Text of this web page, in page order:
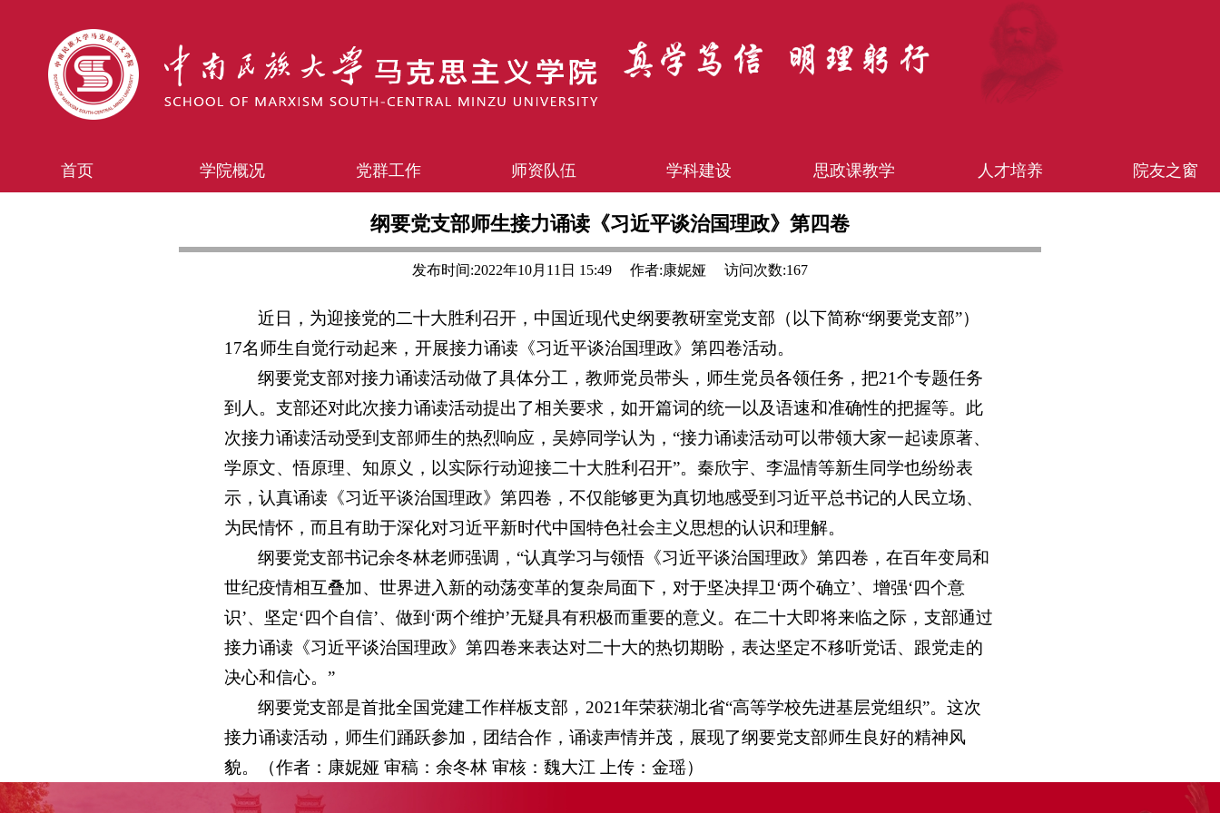
首页 学院概况 党群工作 师资队伍 学科建设 思政课教学 人才培养 院友之窗
纲要党支部师生接力诵读《习近平谈治国理政》第四卷
发布时间:2022年10月11日 15:49 作者:康妮娅 访问次数:167
近日，为迎接党的二十大胜利召开，中国近现代史纲要教研室党支部（以下简称“纲要党支部”）
17名师生自觉行动起来，开展接力诵读《习近平谈治国理政》第四卷活动。
纲要党支部对接力诵读活动做了具体分工，教师党员带头，师生党员各领任务，把21个专题任务
到人。支部还对此次接力诵读活动提出了相关要求，如开篇词的统一以及语速和准确性的把握等。此
次接力诵读活动受到支部师生的热烈响应，吴婷同学认为，“接力诵读活动可以带领大家一起读原著、
学原文、悟原理、知原义，以实际行动迎接二十大胜利召开”。秦欣宇、李温情等新生同学也纷纷表
示，认真诵读《习近平谈治国理政》第四卷，不仅能够更为真切地感受到习近平总书记的人民立场、
为民情怀，而且有助于深化对习近平新时代中国特色社会主义思想的认识和理解。
纲要党支部书记余冬林老师强调，“认真学习与领悟《习近平谈治国理政》第四卷，在百年变局和
世纪疫情相互叠加、世界进入新的动荡变革的复杂局面下，对于坚决捍卫‘两个确立’、增强‘四个意
识’、坚定‘四个自信’、做到‘两个维护’无疑具有积极而重要的意义。在二十大即将来临之际，支部通过
接力诵读《习近平谈治国理政》第四卷来表达对二十大的热切期盼，表达坚定不移听党话、跟党走的
决心和信心。”
纲要党支部是首批全国党建工作样板支部，2021年荣获湖北省“高等学校先进基层党组织”。这次
接力诵读活动，师生们踊跃参加，团结合作，诵读声情并茂，展现了纲要党支部师生良好的精神风
貌。（作者：康妮娅 审稿：余冬林 审核：魏大江 上传：金瑶）